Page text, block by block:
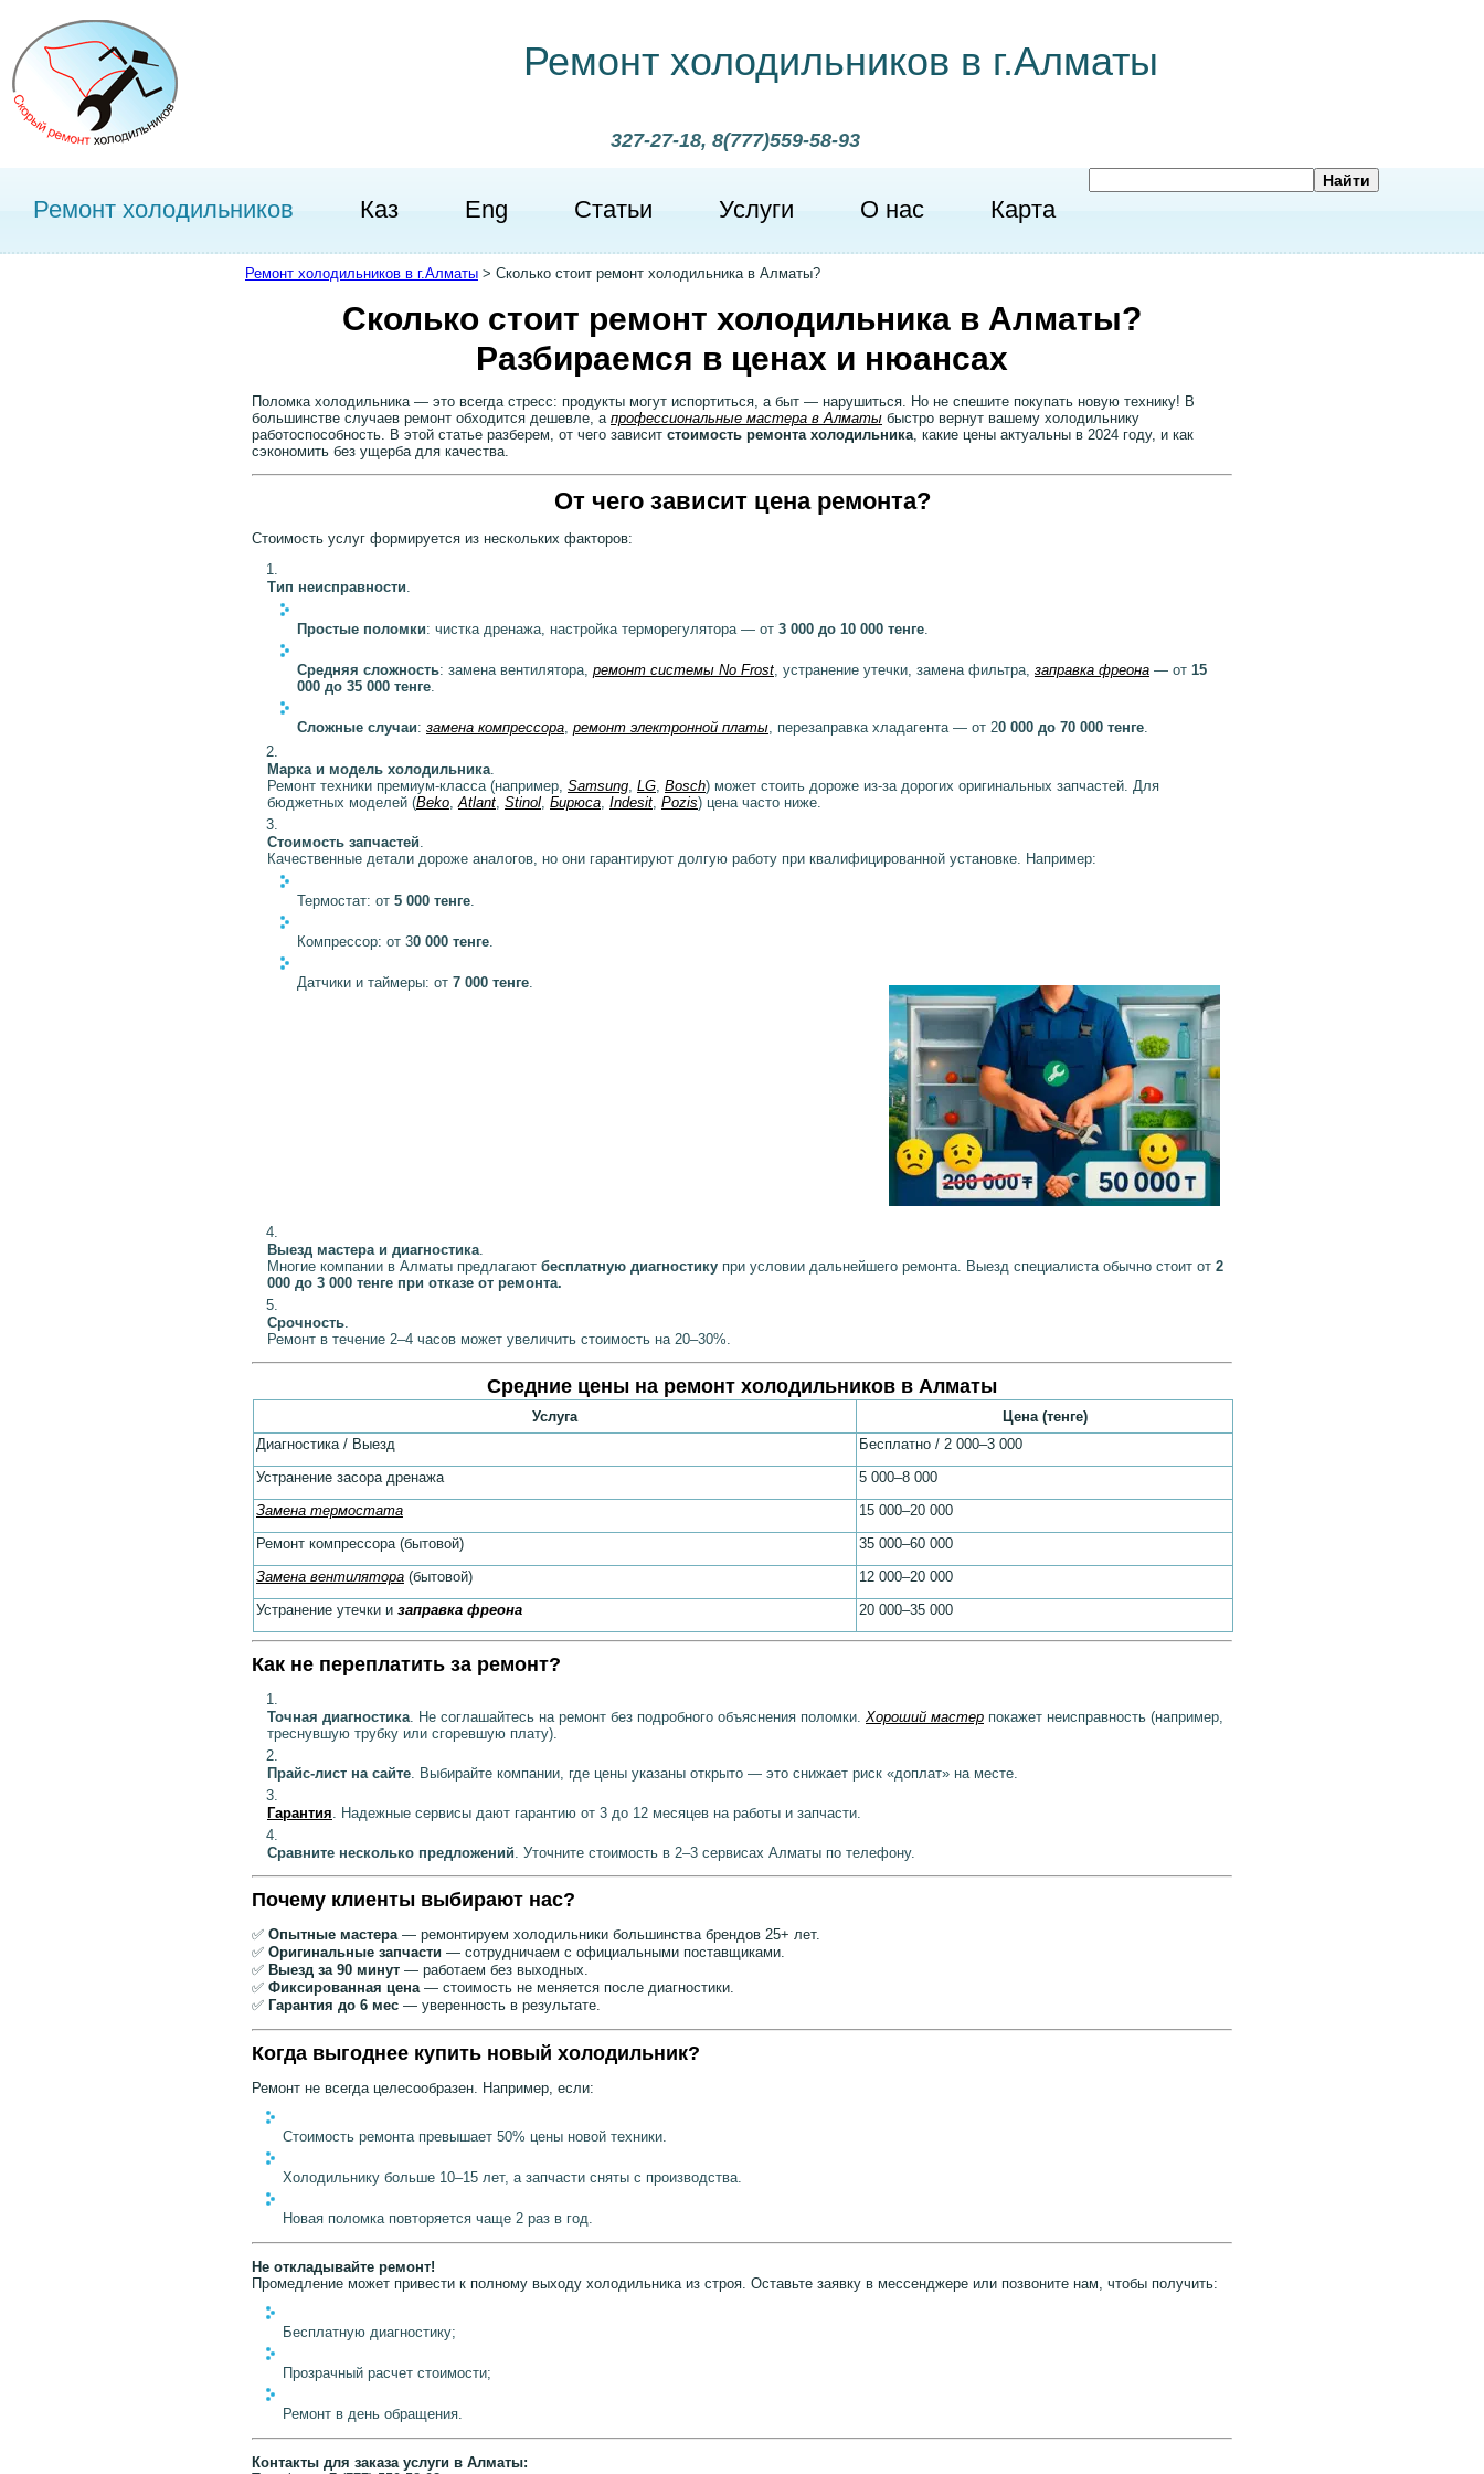
Ремонт холодильников в г.Алматы
327-27-18, 8(777)559-58-93
Ремонт холодильников Каз Eng Статьи Услуги О нас Карта
Ремонт холодильников в г.Алматы > Сколько стоит ремонт холодильника в Алматы?
Сколько стоит ремонт холодильника в Алматы?
Разбираемся в ценах и нюансах
Поломка холодильника — это всегда стресс: продукты могут испортиться, а быт — нарушиться. Но не спешите покупать новую технику! В
большинстве случаев ремонт обходится дешевле, а профессиональные мастера в Алматы быстро вернут вашему холодильнику
работоспособность. В этой статье разберем, от чего зависит стоимость ремонта холодильника, какие цены актуальны в 2024 году, и как
сэкономить без ущерба для качества.
От чего зависит цена ремонта?
Стоимость услуг формируется из нескольких факторов:
Тип неисправности.
Простые поломки: чистка дренажа, настройка терморегулятора — от 3 000 до 10 000 тенге
Средняя сложность: замена вентилятора, ремонт системы No Frost , устранение утечки, замена фильтра, заправка фреона — от 15
000 до 35 000 тенге
Сложные случаи: замена компрессора ремонт электронной платы , перезаправка хладагента — от 20 000 до 70 000 тенге
Марка и модель холодильника.
Ремонт техники премиум-класса (например, Samsung, LG, Bosch) может стоить дороже из-за дорогих оригинальных запчастей. Для
бюджетных моделей (Beko,Atlant, Stinol, Бирюса, Indesit, Pozis) цена часто ниже.
Стоимость запчастей.
Качественные детали дороже аналогов, но они гарантируют долгую работу при квалифицированной установке. Например:
Термостат: от 5 000 тенге
Компрессор: от 30 000 тенге
Датчики и таймеры: от 7 000 тенге
Выезд мастера и диагностика.
Многие компании в Алматы предлагают бесплатную диагностику при условии дальнейшего ремонта. Выезд специалиста обычно стоит от 2
000 до 3 000 тенге при отказе от ремонта.
Срочность.
Ремонт в течение 2–4 часов может увеличить стоимость на 20–30%.
Средние цены на ремонт холодильников в Алматы
Услуга
Цена (тенге)
Диагностика / Выезд
Бесплатно / 2 000–3 000
Устранение засора дренажа
5 000–8 000
Замена термостата
15 000–20 000
Ремонт компрессора (бытовой)
35 000–60 000
Замена вентилятора (бытовой)
12 000–20 000
Устранение утечки и заправка фреона 20 000–35 000
Как не переплатить за ремонт?
Точная диагностика . Не соглашайтесь на ремонт без подробного объяснения поломки. Хороший мастер покажет неисправность (например,
треснувшую трубку или сгоревшую плату).
Прайс-лист на сайте . Выбирайте компании, где цены указаны открыто — это снижает риск «доплат» на месте.
Гарантия . Надежные сервисы дают гарантию от 3 до 12 месяцев на работы и запчасти.
Сравните несколько предложений . Уточните стоимость в 2–3 сервисах Алматы по телефону.
Почему клиенты выбирают нас?
✅ Опытные мастера — ремонтируем холодильники большинства брендов 25+ лет.
✅ Оригинальные запчасти — сотрудничаем с официальными поставщиками.
✅ Выезд за 90 минут — работаем без выходных.
✅ Фиксированная цена — стоимость не меняется после диагностики.
✅ Гарантия до 6 мес — уверенность в результате.
Когда выгоднее купить новый холодильник?
Ремонт не всегда целесообразен. Например, если:
Стоимость ремонта превышает 50% цены новой техники.
Холодильнику больше 10–15 лет, а запчасти сняты с производства.
Новая поломка повторяется чаще 2 раз в год.
Не откладывайте ремонт!
Промедление может привести к полному выходу холодильника из строя. Оставьте заявку в мессенджере или позвоните нам, чтобы получить:
Бесплатную диагностику;
Прозрачный расчет стоимости;
Ремонт в день обращения.
Контакты для заказа услуги в Алматы: